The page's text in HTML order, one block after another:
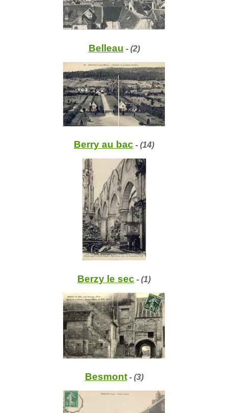
Belleau - (2)
Berry au bac - (14)
Berzy le sec - (1)
Besmont- (3)